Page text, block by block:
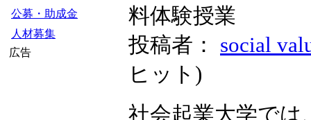
公募・助成金
人材募集
広告
料体験授業
投稿者： social
ヒット )
社会起業大学では